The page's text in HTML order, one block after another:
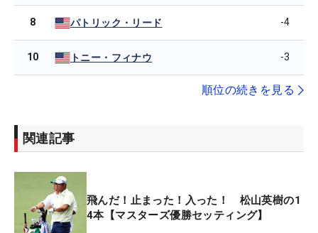
8 パトリック・リード -4
10 トニー・フィナウ -3
順位の続きを見る
関連記事
飛んだ！止まった！入った！ 松山英樹の1
4本【マスターズ優勝セッティング】